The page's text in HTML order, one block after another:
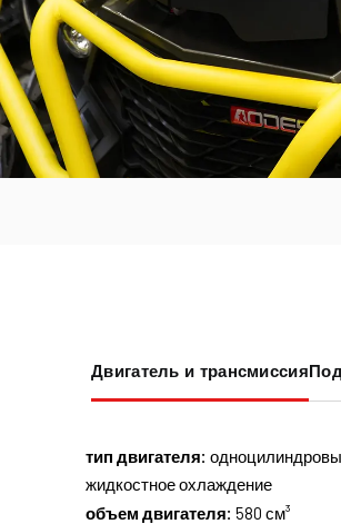
Двигатель и трансмиссия
тип двигателя:
жидкостное охлаждение
объем двигателя: 580 см³